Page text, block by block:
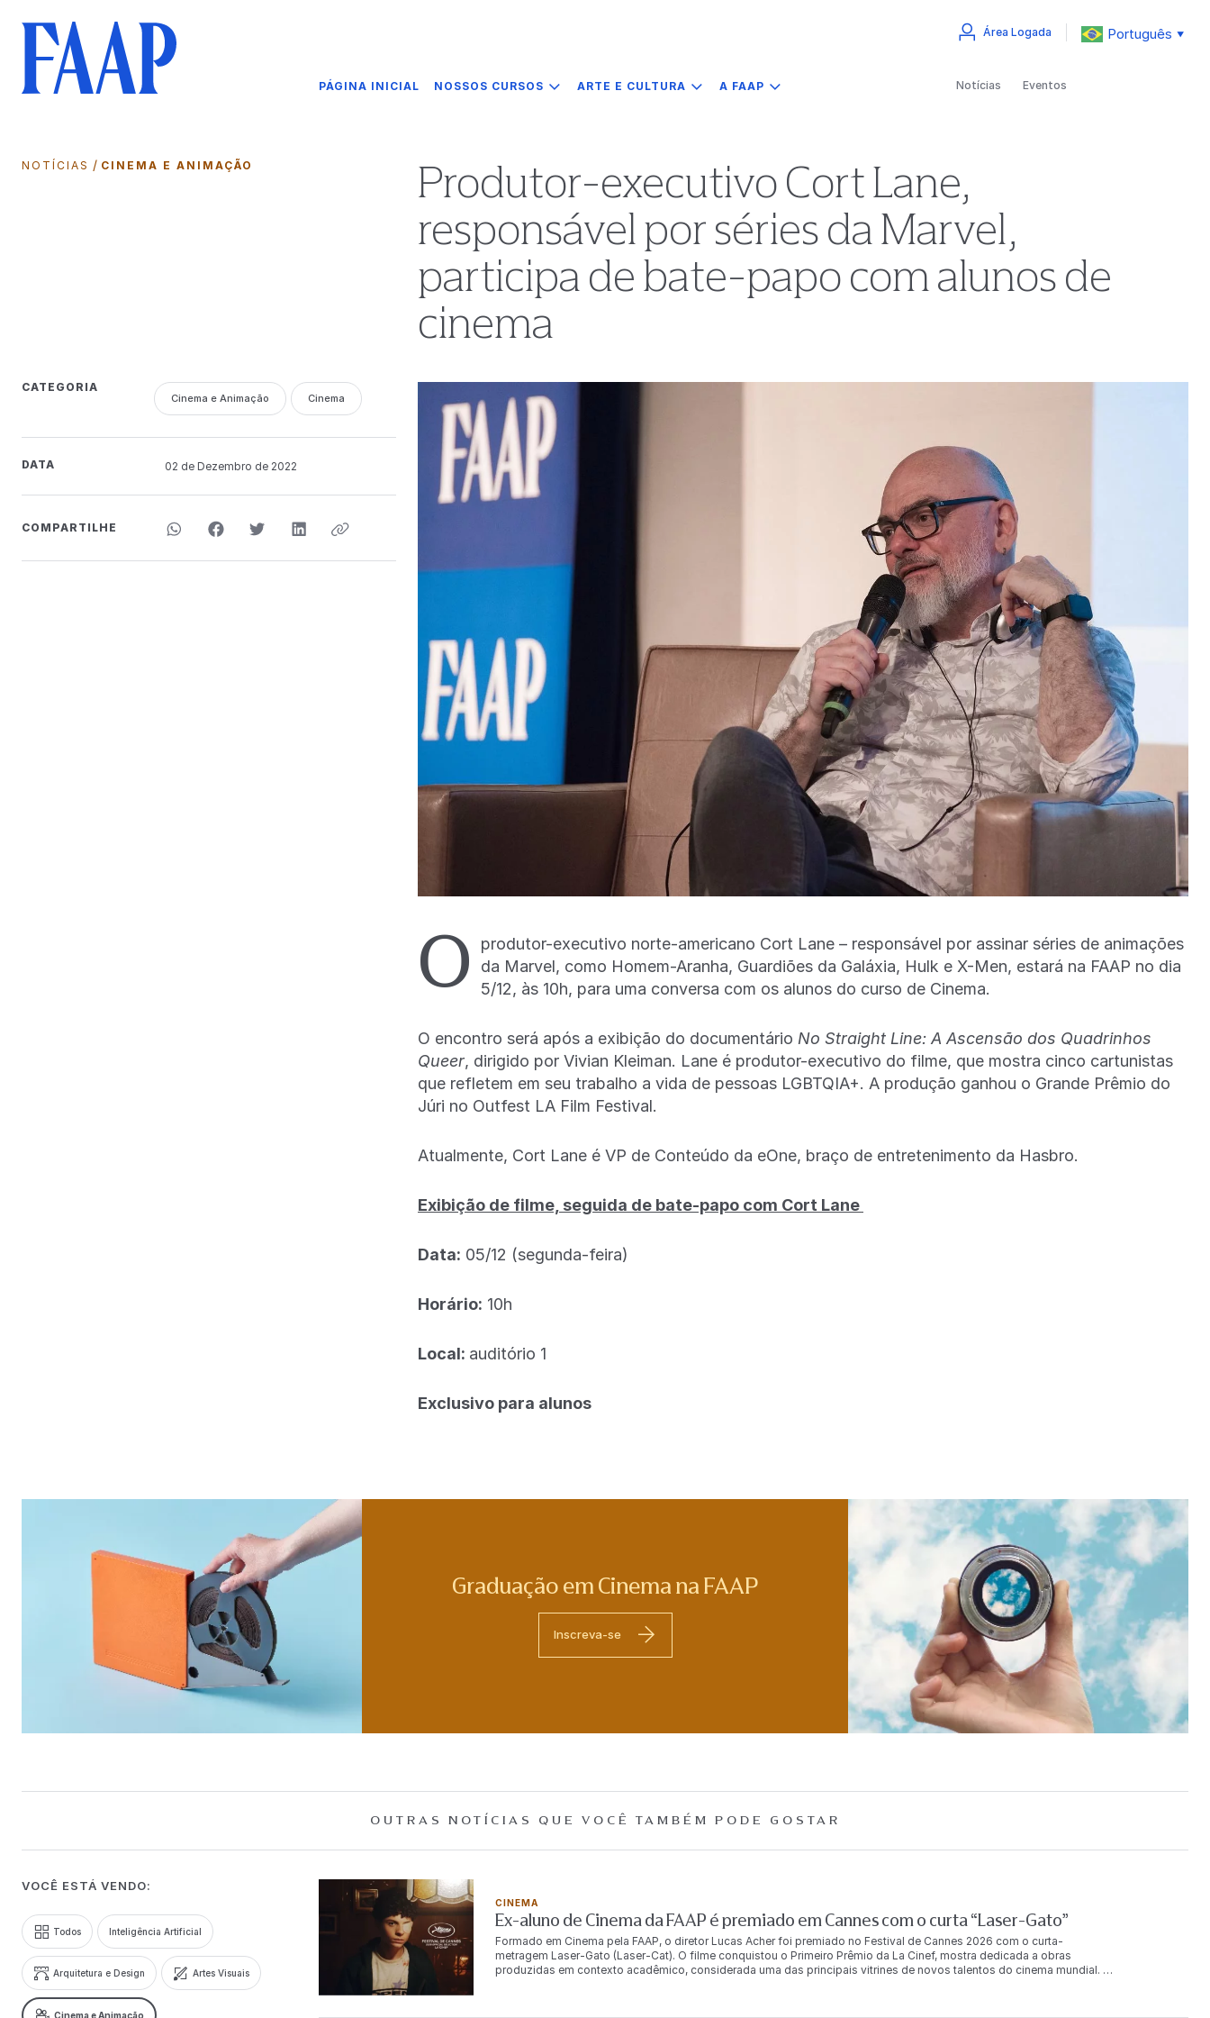
PÁGINA INICIAL NOSSOS CURSOS ARTE E CULTURA A FAAP
Área Logada Português ▼
Notícias Eventos
NOTÍCIAS / CINEMA E ANIMAÇÃO
Produtor-executivo Cort Lane,
responsável por séries da Marvel,
participa de bate-papo com alunos de
cinema
CATEGORIA
Cinema e Animação Cinema
DATA 02 de Dezembro de 2022
COMPARTILHE
O
produtor-executivo norte-americano Cort Lane – responsável por assinar séries de animações
da Marvel, como Homem-Aranha, Guardiões da Galáxia, Hulk e X-Men, estará na FAAP no dia
5/12, às 10h, para uma conversa com os alunos do curso de Cinema.
O encontro será após a exibição do documentário No Straight Line: A Ascensão dos Quadrinhos
Queer, dirigido por Vivian Kleiman. Lane é produtor-executivo do filme, que mostra cinco cartunistas
que refletem em seu trabalho a vida de pessoas LGBTQIA+. A produção ganhou o Grande Prêmio do
Júri no Outfest LA Film Festival.
Atualmente, Cort Lane é VP de Conteúdo da eOne, braço de entretenimento da Hasbro.
Exibição de filme, seguida de bate-papo com Cort Lane
Data: 05/12 (segunda-feira)
Horário: 10h
Local: auditório 1
Exclusivo para alunos
Graduação em Cinema na FAAP
Inscreva-se
OUTRAS NOTÍCIAS QUE VOCÊ TAMBÉM PODE GOSTAR
VOCÊ ESTÁ VENDO:
Todos Inteligência Artificial
Arquitetura e Design Artes Visuais
Cinema e Animação
CINEMA
Ex-aluno de Cinema da FAAP é premiado em Cannes com o curta “Laser-Gato”
Formado em Cinema pela FAAP, o diretor Lucas Acher foi premiado no Festival de Cannes 2026 com o curta-
metragem Laser-Gato (Laser-Cat). O filme conquistou o Primeiro Prêmio da La Cinef, mostra dedicada a obras
produzidas em contexto acadêmico, considerada uma das principais vitrines de novos talentos do cinema mundial.